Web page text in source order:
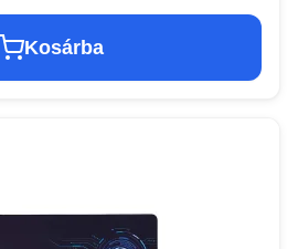
Kosárba